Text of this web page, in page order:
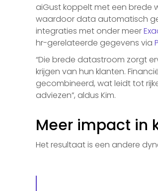
aiGust koppelt met een brede
waardoor data automatisch
integraties met onder meer
hr-gerelateerde gegevens via
“Die brede datastroom zorgt
krijgen van hun klanten.
gecombineerd, wat leidt tot
adviezen”, aldus Kim.
Meer impact in
Het resultaat is een andere